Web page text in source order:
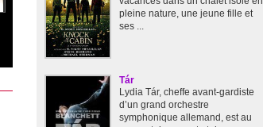
pleine nature, une jeune fille et
ses ...
Tár
Lydia Tár, cheffe avant-gardiste
d’un grand orchestre
symphonique allemand, est au